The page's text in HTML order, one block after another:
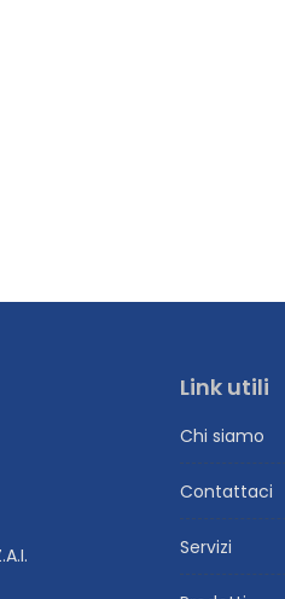
Link utili
Chi siamo
Contattaci
Servizi